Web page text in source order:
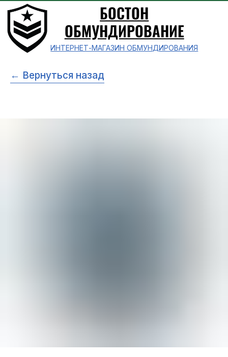
БОСТОН
ОБМУНДИРОВАНИЕ
ИНТЕРНЕТ-МАГАЗИН ОБМУНДИРОВАНИЯ
← Вернуться назад